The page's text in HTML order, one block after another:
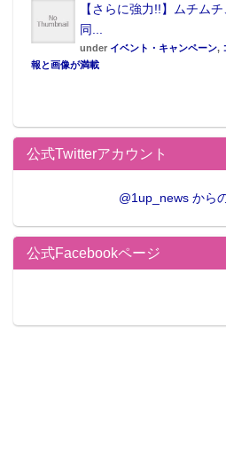
【さらに強力!!】ムチム
同...
under イベント・キャンペーン,
報と画像が満載
公式Twitterアカウント
@1up_news から
公式Facebookページ